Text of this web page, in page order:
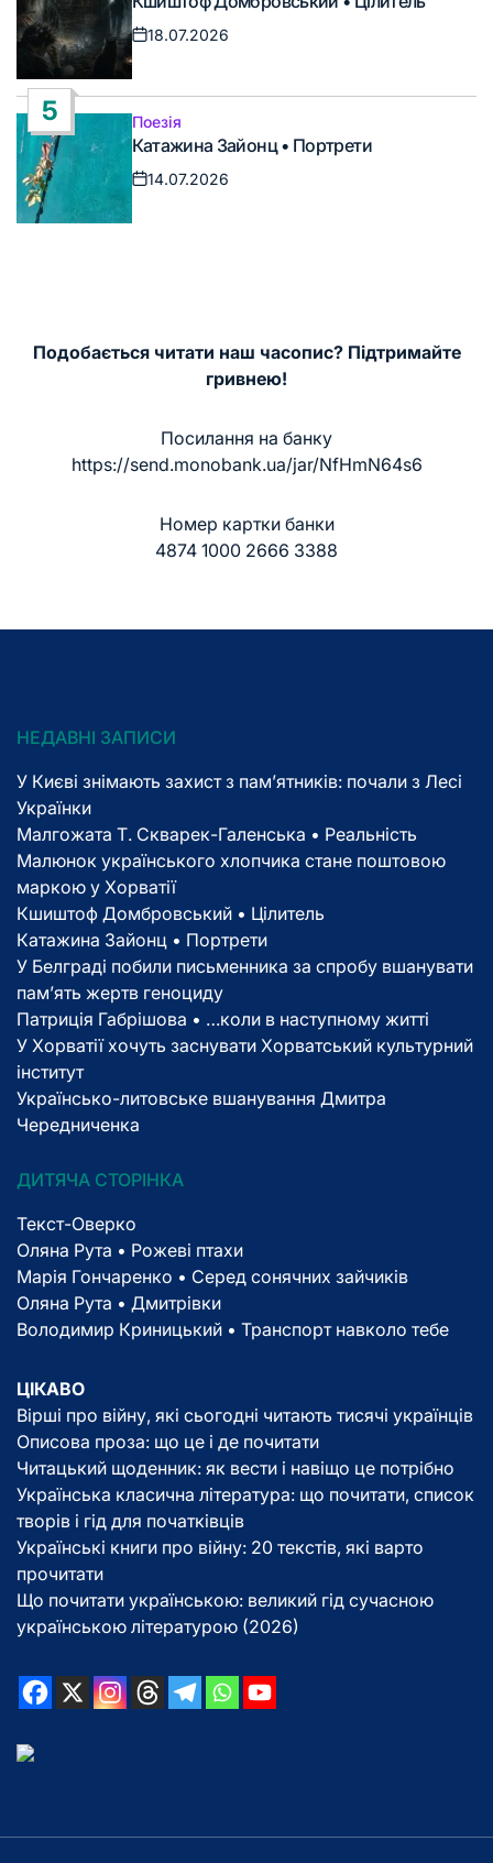
у
Дата
запису
18.07.2026
5
Опублікувати
у
Поезія
Катажина Зайонц • Портрети
Дата
14.07.2026
Подобається читати наш часопис? Підтримайте
гривнею!
Посилання на банку
https://send.monobank.ua/jar/NfHmN64s6
Номер картки банки
4874 1000 2666 3388
НЕДАВНІ ЗАПИСИ
У Києві знімають захист з пам’ятників: почали з Лесі
Українки
Малгожата Т. Скварек-Галенська • Реальність
Малюнок українського хлопчика стане поштовою
маркою у Хорватії
Кшиштоф Домбровський • Цілитель
Катажина Зайонц • Портрети
У Белграді побили письменника за спробу вшанувати
пам’ять жертв геноциду
Патриція Габрішова • …коли в наступному житті
У Хорватії хочуть заснувати Хорватський культурний
інститут
Українсько-литовське вшанування Дмитра
Чередниченка
ДИТЯЧА СТОРІНКА
Текст-Оверко
Оляна Рута • Рожеві птахи
Марія Гончаренко • Серед сонячних зайчиків
Оляна Рута • Дмитрівки
Володимир Криницький • Транспорт навколо тебе
ЦІКАВО
Вірші про війну, які сьогодні читають тисячі українців
Описова проза: що це і де почитати
Читацький щоденник: як вести і навіщо це потрібно
Українська класична література: що почитати, список
творів і гід для початківців
Українські книги про війну: 20 текстів, які варто
прочитати
Що почитати українською: великий гід сучасною
українською літературою (2026)